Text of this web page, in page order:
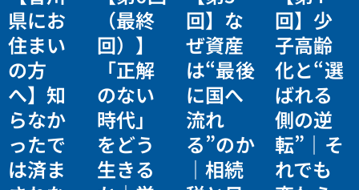
県にお
住まい
の方
へ】知
らなか
ったで
は済ま
（最終
回）】
「正解
のない
時代」
をどう
生きる
回】な
ぜ資産
は“最後
に国へ
流れ
る”のか
｜相続
回】少
子高齢
化と“選
ばれる
側の逆
転”｜そ
れでも